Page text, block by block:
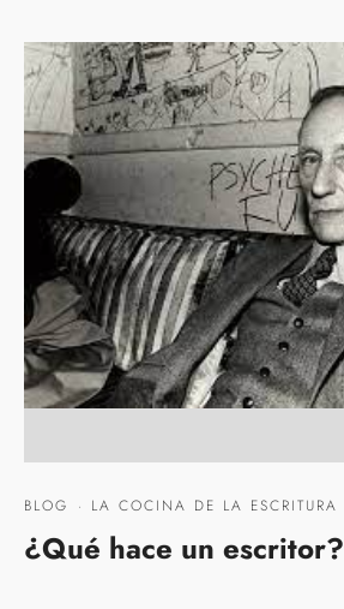
BLOG · LA COCINA DE LA ESCRITURA
¿Qué hace un escritor?